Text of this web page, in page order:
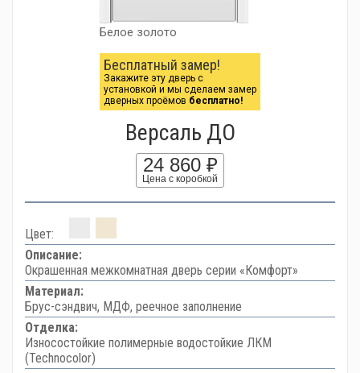
Белое золото
Бесплатный замер!
Закажите эту дверь с
установкой и мы сделаем замер
дверных проёмов бесплатно!
Версаль ДО
24 860 ₽
Цена с коробкой
Цвет:
Описание:
Окрашенная межкомнатная дверь серии «Комфорт»
Материал:
Брус-сэндвич, МДФ, реечное заполнение
Отделка:
Износостойкие полимерные водостойкие ЛКМ
(Technocolor)